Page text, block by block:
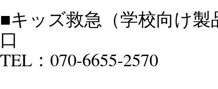
■キッズ救急（学校向け
口
TEL：070-6655-2570